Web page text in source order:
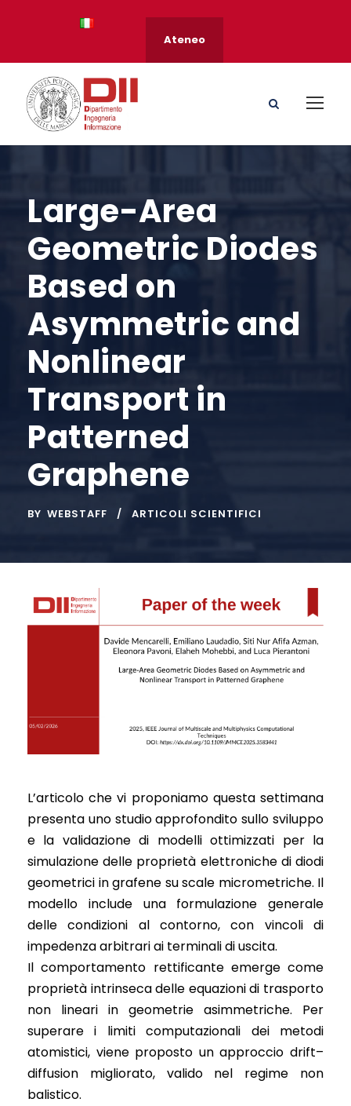
Ateneo
Large-Area
Geometric Diodes
Based on
Asymmetric and
Nonlinear
Transport in
Patterned
Graphene
BY WEBSTAFF ARTICOLI SCIENTIFICI
L’articolo che vi proponiamo questa settimana
presenta uno studio approfondito sullo sviluppo
e la validazione di modelli ottimizzati per la
simulazione delle proprietà elettroniche di diodi
geometrici in grafene su scale micrometriche. Il
modello include una formulazione generale
delle condizioni al contorno, con vincoli di
impedenza arbitrari ai terminali di uscita.
Il comportamento rettificante emerge come
proprietà intrinseca delle equazioni di trasporto
non lineari in geometrie asimmetriche. Per
superare i limiti computazionali dei metodi
atomistici, viene proposto un approccio drift–
diffusion migliorato, valido nel regime non
balistico.